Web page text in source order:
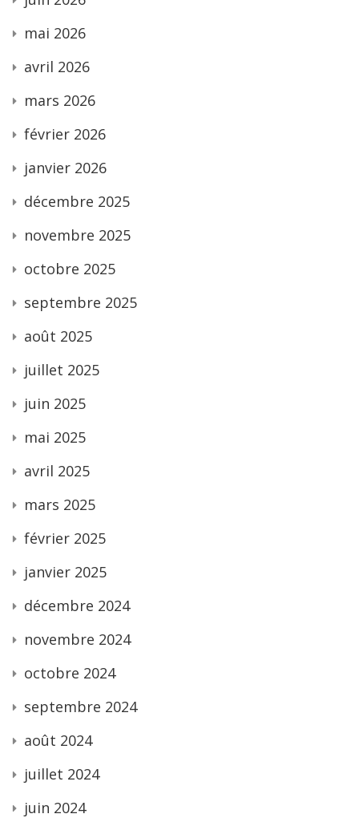
mai 2026
avril 2026
mars 2026
février 2026
janvier 2026
décembre 2025
novembre 2025
octobre 2025
septembre 2025
août 2025
juillet 2025
juin 2025
mai 2025
avril 2025
mars 2025
février 2025
janvier 2025
décembre 2024
novembre 2024
octobre 2024
septembre 2024
août 2024
juillet 2024
juin 2024